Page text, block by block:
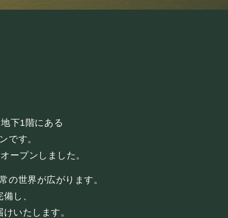
下1階にある
です。
ープンしました。
の世界が広がります。
し、
いたします。